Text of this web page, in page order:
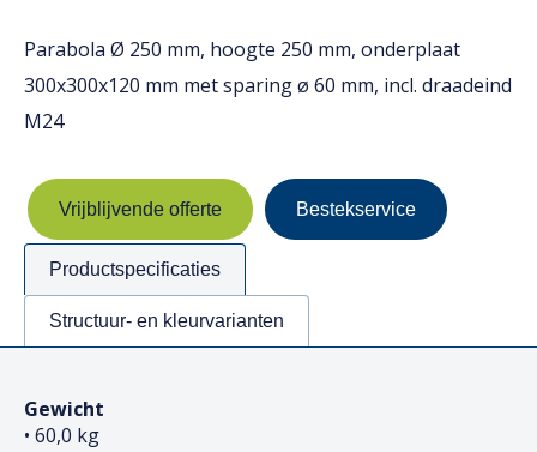
Parabola Ø 250 mm, hoogte 250 mm, onderplaat
300x300x120 mm met sparing ø 60 mm, incl. draadeind
M24
Vrijblijvende offerte Bestekservice
Productspecificaties
Structuur- en kleurvarianten
Gewicht
• 60,0 kg